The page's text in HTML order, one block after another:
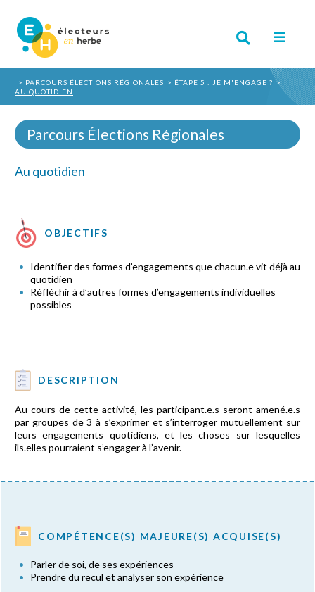
PARCOURS ÉLECTIONS RÉGIONALES
ÉTAPE 5 : JE M'ENGAGE ?
AU QUOTIDIEN
Parcours Élections Régionales
Au quotidien
OBJECTIFS
Identifier des formes d’engagements que chacun.e vit déjà au
quotidien
Réfléchir à d’autres formes d’engagements individuelles
possibles
DESCRIPTION
Au cours de cette activité, les participant.e.s seront amené.e.s
par groupes de 3 à s’exprimer et s’interroger mutuellement sur
leurs engagements quotidiens, et les choses sur lesquelles
ils.elles pourraient s’engager à l’avenir.
COMPÉTENCE(S) MAJEURE(S) ACQUISE(S)
Parler de soi, de ses expériences
Prendre du recul et analyser son expérience